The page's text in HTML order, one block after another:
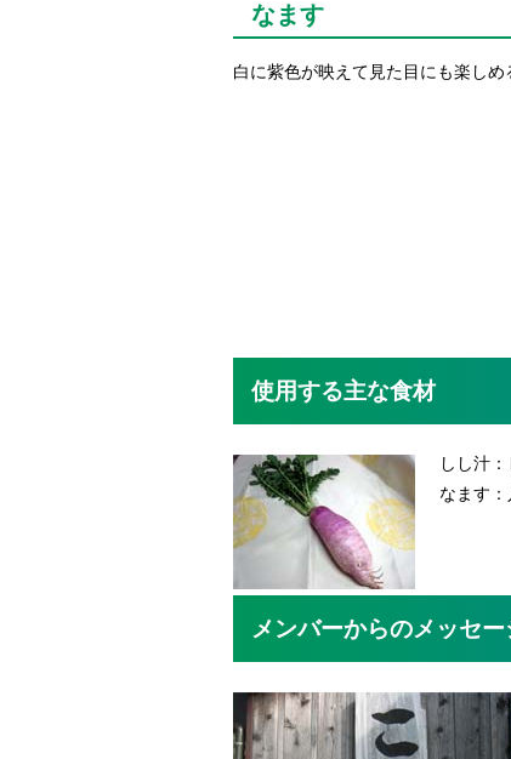
なます
白に紫色が映えて見た目にも楽しめ
使用する主な食材
しし汁
なます
メンバーからのメッセー